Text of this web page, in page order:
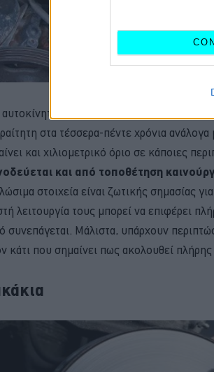
που φέρουν ιμάντα αντί
στα τέσσερα-πέντε χρόνια
και χιλιομετρικό όριο σε κάποιες
και από τοποθέτηση
στοιχεία είναι ζωτικής σημασίας
λειτουργία τους μπορεί να επιφέρει
συνεπάγεται. Μάλιστα, υπάρχουν
κάτι που σημαίνει πως ακολουθεί